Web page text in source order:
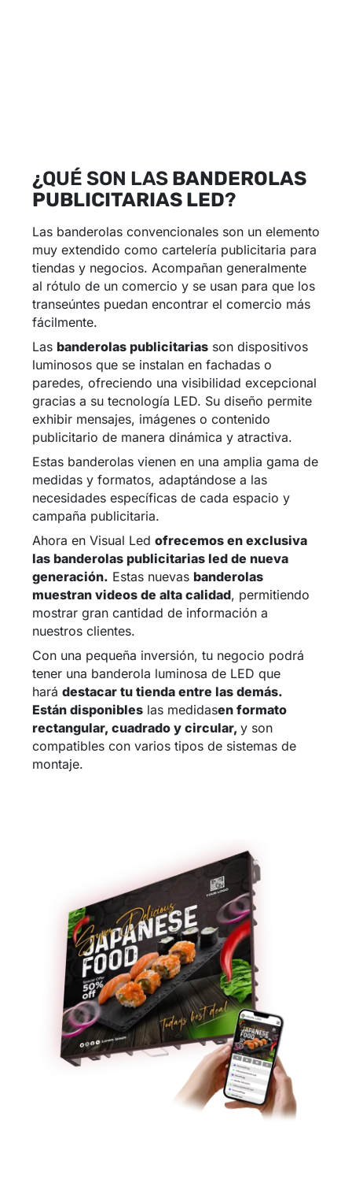
¿QUÉ SON LAS BANDEROLAS
PUBLICITARIAS LED?
Las banderolas convencionales son un elemento
muy extendido como cartelería publicitaria para
tiendas y negocios. Acompañan generalmente
al rótulo de un comercio y se usan para que los
transeúntes puedan encontrar el comercio más
fácilmente.
Las banderolas publicitariasson dispositivos
luminosos que se instalan en fachadas o
paredes, ofreciendo una visibilidad excepcional
gracias a su tecnología LED. Su diseño permite
exhibir mensajes, imágenes o contenido
publicitario de manera dinámica y atractiva.
Estas banderolas vienen en una amplia gama de
medidas y formatos, adaptándose a las
necesidades específicas de cada espacio y
campaña publicitaria.
Ahora en Visual Led ofrecemos en exclusiva
las banderolas publicitarias led de nueva
generación. Estas nuevas banderolas
muestran videos de alta calidad, permitiendo
mostrar gran cantidad de información a
nuestros clientes.
Con una pequeña inversión, tu negocio podrá
tener una banderola luminosa de LED que
hará destacar tu tienda entre las demás.
Están disponibleslas medidasen formato
rectangular, cuadrado y circular, y son
compatibles con varios tipos de sistemas de
montaje.